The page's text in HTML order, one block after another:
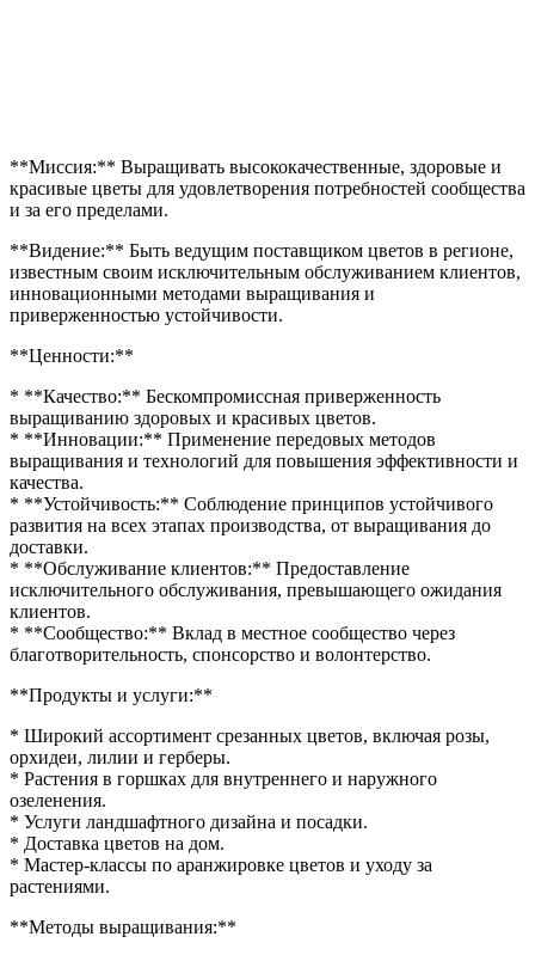
**Миссия:** Выращивать высококачественные, здоровые и
красивые цветы для удовлетворения потребностей сообщества
и за его пределами.
**Видение:** Быть ведущим поставщиком цветов в регионе,
известным своим исключительным обслуживанием клиентов,
инновационными методами выращивания и
приверженностью устойчивости.
**Ценности:**
* **Качество:** Бескомпромиссная приверженность
выращиванию здоровых и красивых цветов.
* **Инновации:** Применение передовых методов
выращивания и технологий для повышения эффективности и
качества.
* **Устойчивость:** Соблюдение принципов устойчивого
развития на всех этапах производства, от выращивания до
доставки.
* **Обслуживание клиентов:** Предоставление
исключительного обслуживания, превышающего ожидания
клиентов.
* **Сообщество:** Вклад в местное сообщество через
благотворительность, спонсорство и волонтерство.
**Продукты и услуги:**
* Широкий ассортимент срезанных цветов, включая розы,
орхидеи, лилии и герберы.
* Растения в горшках для внутреннего и наружного
озеленения.
* Услуги ландшафтного дизайна и посадки.
* Доставка цветов на дом.
* Мастер-классы по аранжировке цветов и уходу за
растениями.
**Методы выращивания:**